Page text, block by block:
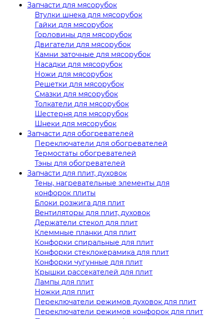
Запчасти для мясорубок
Втулки шнека для мясорубок
Гайки для мясорубок
Горловины для мясорубок
Двигатели для мясорубок
Камни заточные для мясорубок
Насадки для мясорубок
Ножи для мясорубок
Решетки для мясорубок
Смазки для мясорубок
Толкатели для мясорубок
Шестерня для мясорубок
Шнеки для мясорубок
Запчасти для обогревателей
Переключатели для обогревателей
Термостаты обогревателей
Тэны для обогревателей
Запчасти для плит, духовок
Тены, нагревательные элементы для
конфорок плиты
Блоки розжига для плит
Вентиляторы для плит, духовок
Держатели стекол для плит
Клеммные планки для плит
Конфорки спиральные для плит
Конфорки стеклокерамика для плит
Конфорки чугунные для плит
Крышки рассекателей для плит
Лампы для плит
Ножки для плит
Переключатели режимов духовок для плит
Переключатели режимов конфорок для плит